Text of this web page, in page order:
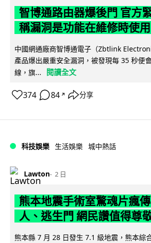
智博通路由器爆後門 官方
稱漏洞是功能在維修時使用
中國網通廠商智博通電子（Zbtlink
產品爆出嚴重安全漏洞，被發現每 35 秒便
線，旗...
閱讀全文
374 84 ↗ 分享
科技娛樂 生活娛樂 城中熱話
Lawton 2 日
熊本地震手術室驚魂片瘋
人、逃生門 網民讚值得尊
熊本縣 7 月 28 日發生 7.1 級地震，熊本綜